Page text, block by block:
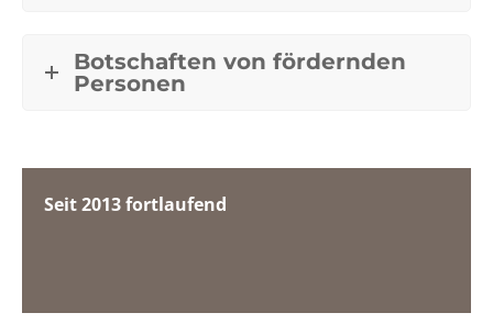
Botschaften von fördernden
Personen
Seit 2013 fortlaufend